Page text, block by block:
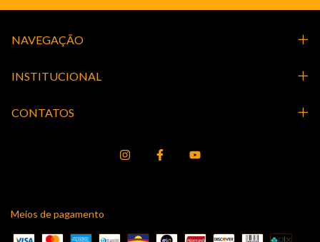
NAVEGAÇÃO
INSTITUCIONAL
CONTATOS
Meios de pagamento